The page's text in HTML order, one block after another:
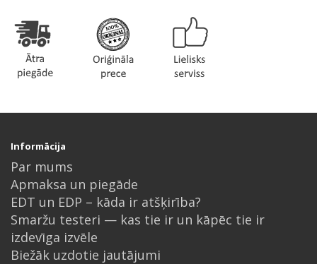
Informācija
Par mums
Apmaksa un piegāde
EDT un EDP – kāda ir atšķirība?
Smaržu testeri — kas tie ir un kāpēc tie ir
izdevīga izvēle
Biežāk uzdotie jautājumi